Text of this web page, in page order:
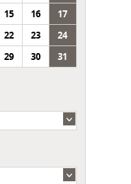
15 16
17
22 23
24
29 30 31